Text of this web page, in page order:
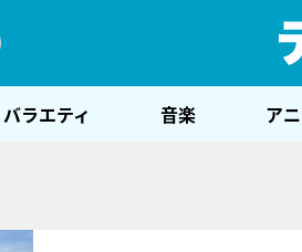
バラエティ 音楽 ア